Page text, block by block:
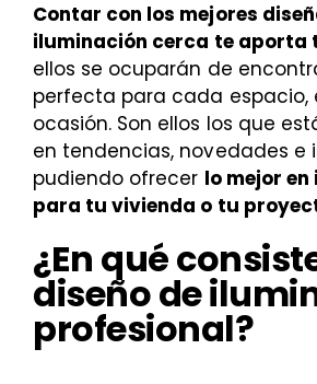
Contar con los mejores
iluminación cerca te
ellos se ocuparán de
perfecta para cada espacio,
ocasión. Son ellos los que
en tendencias, novedades e
pudiendo ofrecer lo mejor
para tu vivienda o tu
¿En qué
diseño de
profesional?